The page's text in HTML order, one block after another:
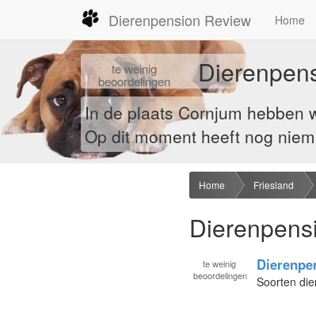
Dierenpension Review Home
teweinig
beoordelingen
In de plaats Cornjum hebben
Op dit moment heeft nog
Home Friesland
te weinig
beoordelingen
Soorten